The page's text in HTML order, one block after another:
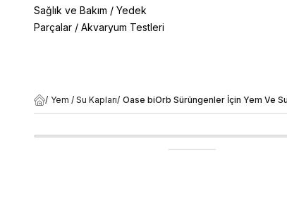
Sağlık ve Bakım / Yedek
Parçalar / Akvaryum Testleri
/ Yem / Su Kapları/ Oase biOrb Sürüngenler İçin Yem Ve